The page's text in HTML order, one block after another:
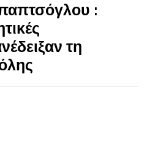
:
τη